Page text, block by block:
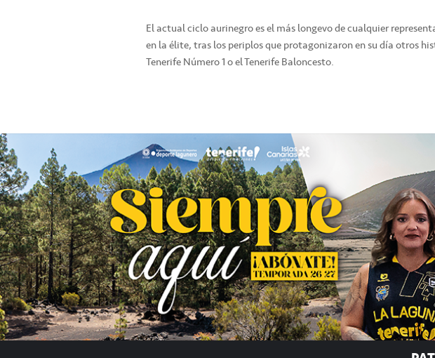
El actual ciclo aurinegro es el más longevo de cualquier
en la élite, tras los periplos que protagonizaron en su día otros
Tenerife Número 1 o el Tenerife Baloncesto.